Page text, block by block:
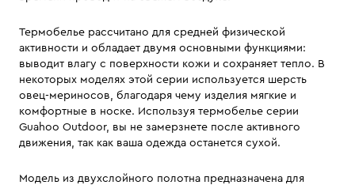
Термобелье рассчитано для средней физической
активности и обладает двумя основными функциями:
выводит влагу с поверхности кожи и сохраняет тепло. В
некоторых моделях этой серии используется шерсть
овец-мериносов, благодаря чему изделия мягкие и
комфортные в носке. Используя термобелье серии
Guahoo Outdoor, вы не замерзнете после активного
движения, так как ваша одежда останется сухой.
Модель из двухслойного полотна предназначена для